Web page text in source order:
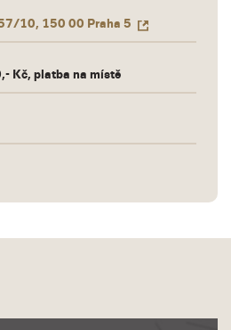
10, 150 00 Praha 5
Kč, platba na místě